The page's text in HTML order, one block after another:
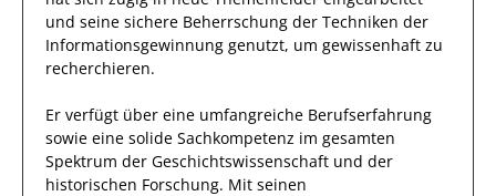
und seine sichere Beherrschung der Techniken der
Informationsgewinnung genutzt, um gewissenhaft zu
recherchieren.
Er verfügt über eine umfangreiche Berufserfahrung
sowie eine solide Sachkompetenz im gesamten
Spektrum der Geschichtswissenschaft und der
historischen Forschung. Mit seinen